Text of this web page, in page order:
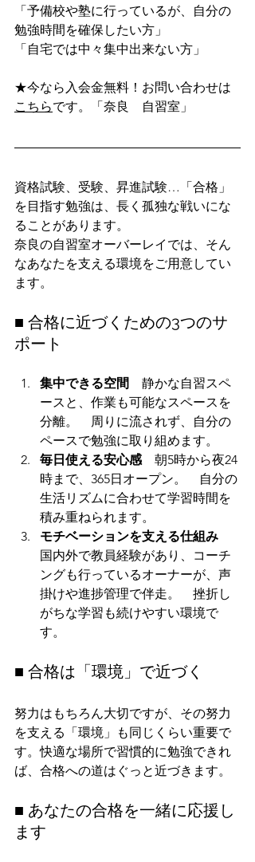
「予備校や塾に行っているが、自分の
勉強時間を確保したい方」
「自宅では中々集中出来ない方」
★今なら入会金無料！お問い合わせは
こちらです。「奈良　自習室」
資格試験、受験、昇進試験…「合格」
を目指す勉強は、長く孤独な戦いにな
ることがあります。
奈良の自習室オーバーレイでは、そん
なあなたを支える環境をご用意してい
ます。
■ 合格に近づくための3つのサ
ポート
集中できる空間
静かな自習スペ
ースと、作業も可能なスペースを
分離。　周りに流されず、自分の
ペースで勉強に取り組めます。
毎日使える安心感 朝5時から夜24
時まで、365日オープン。　自分の
生活リズムに合わせて学習時間を
積み重ねられます。
モチベーションを支える仕組み
国内外で教員経験があり、コーチ
ングも行っているオーナーが、声
掛けや進捗管理で伴走。　挫折し
がちな学習も続けやすい環境で
す。
■ 合格は「環境」で近づく
努力はもちろん大切ですが、その努力
を支える「環境」も同じくらい重要で
す。快適な場所で習慣的に勉強できれ
ば、合格への道はぐっと近づきます。
■ あなたの合格を一緒に応援し
ます